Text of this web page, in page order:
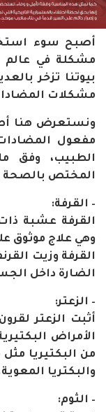
أصبح سوء
مشكلة في عالم
بيوتنا تزخر
مشكلات
ونستعرض هنا
مفعول
الطبيب، وفق
المختص بالصحة
– القرفة:
القرفة عشبة
وهي علاج موثوق
القرفة وزيت
الضارة داخل
– الزعتر:
أثبت الزعتر
الأمراض
من البكتيريا
والبكتريا
– الثوم: